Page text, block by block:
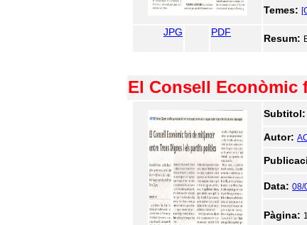
Temes:
JPG PDF
Resum:
El Consell Econòmic
Subtitol:
Autor:
Data: 08/
Pàgina: